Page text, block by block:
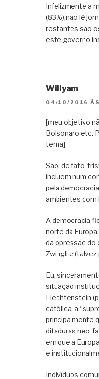
Infelizmente a
(83%),não lê
restantes são
este governo
Willyam
04/10/2016
[meu objetivo
Bolsonaro etc.
tema]
São, de fato,
incluem num
pela
ambientes com
A democracia
norte da
da opressão do
Zwingli e (talvez
Eu,
situação
Liechtenstein
católica, a
principalmente
ditaduras neo-
em que a
e
Indivíduos